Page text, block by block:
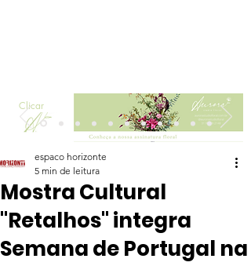
Clicar
Mostra Cultural
"Retalhos" integra
Semana de Portugal na
espaco horizonte
5 min de leitura